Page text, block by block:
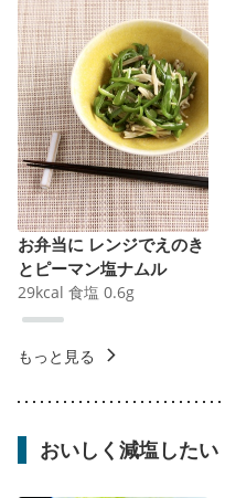
お弁当に レンジでえのき
とピーマン塩ナムル
29kcal 食塩 0.6g
もっと見る
おいしく減塩したい